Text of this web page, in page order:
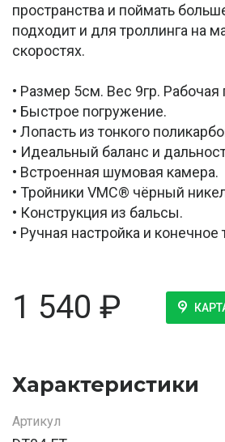
пространства и поймать
подходит и для троллинга на
скоростях.
• Размер 5см. Вес 9гр. Рабочая
• Быстрое погружение.
• Лопасть из тонкого
• Идеальный баланс и
• Встроенная шумовая камера.
• Тройники VMC® чёрный
• Конструкция из бальсы.
• Ручная настройка и конечное
1 540 ₽
Характеристики
Артикул